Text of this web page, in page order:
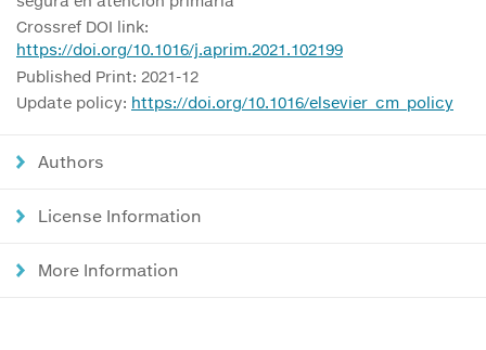
Crossref DOI link:
https://doi.org/10.1016/j.aprim.2021.102199
Published Print: 2021-12
Update policy: https://doi.org/10.1016/elsevier_cm_policy
Authors
License Information
More Information